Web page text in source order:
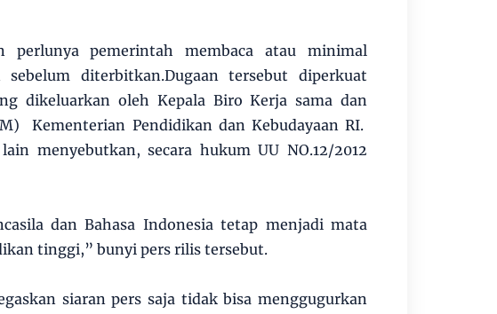
perlunya pemerintah membaca atau minimal
sebelum diterbitkan.Dugaan tersebut diperkuat
dikeluarkan oleh Kepala Biro Kerja sama dan
Kementerian Pendidikan dan Kebudayaan RI.
menyebutkan, secara hukum UU NO.12/2012
dan Bahasa Indonesia tetap menjadi mata
tinggi,” bunyi pers rilis tersebut.
siaran pers saja tidak bisa menggugurkan